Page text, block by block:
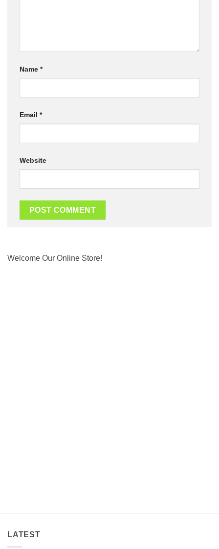
Name *
Email *
Website
Welcome Our Online Store!
LATEST